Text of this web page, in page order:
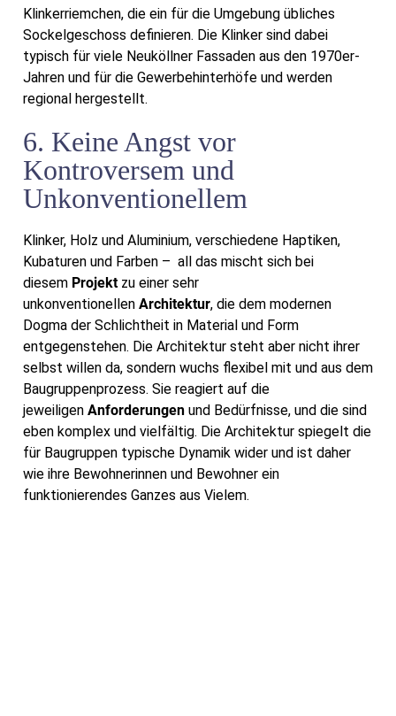
Klinkerriemchen, die ein für die Umgebung übliches
Sockelgeschoss definieren. Die Klinker sind dabei
typisch für viele Neuköllner Fassaden aus den 1970er-
Jahren und für die Gewerbehinterhöfe und werden
regional hergestellt.
6. Keine Angst vor
Kontroversem und
Unkonventionellem
Klinker, Holz und Aluminium, verschiedene Haptiken,
Kubaturen und Farben – all das mischt sich bei
diesem Projektzu einer sehr
unkonventionellen Architektur, die dem modernen
Dogma der Schlichtheit in Material und Form
entgegenstehen. Die Architektur steht aber nicht ihrer
selbst willen da, sondern wuchs flexibel mit und aus dem
Baugruppenprozess. Sie reagiert auf die
jeweiligen Anforderungen und Bedürfnisse, und die sind
eben komplex und vielfältig. Die Architektur spiegelt die
für Baugruppen typische Dynamik wider und ist daher
wie ihre Bewohnerinnen und Bewohner ein
funktionierendes Ganzes aus Vielem.